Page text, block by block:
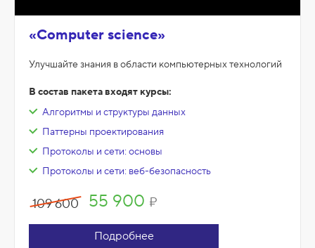
«Computer science»
Улучшайте знания в области компьютерных технологий
В состав пакета входят курсы:
Алгоритмы и структуры данных
Паттерны проектирования
Протоколы и сети: основы
Протоколы и сети: веб-безопасность
109 600 55 900 ₽
Подробнее